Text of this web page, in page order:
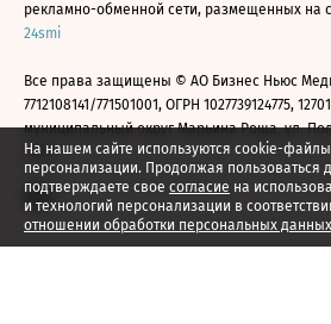
На нашем сайте используются cookie-файлы
персонализации. Продолжая пользоваться
подтверждаете свое согласие на
и технологий персонализации в
отношении обработки персональных
рекламно-обменной сети, размещенных на
24smi
Все права защищены © АО Бизнес Ньюс
7712108141/771501001, ОГРН 1027739124775,
муниципальный округ Марьина Роща, ул.
2026